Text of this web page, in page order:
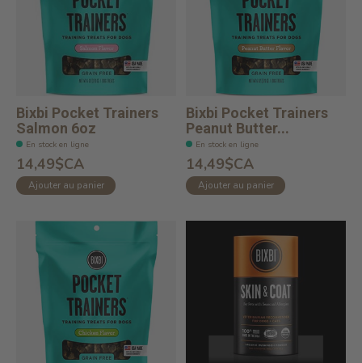
Bixbi Pocket Trainers
Salmon 6oz
En stock en ligne
14,49$CA
Ajouter au panier
Bixbi Pocket Trainers
Peanut Butter...
En stock en ligne
14,49$CA
Ajouter au panier